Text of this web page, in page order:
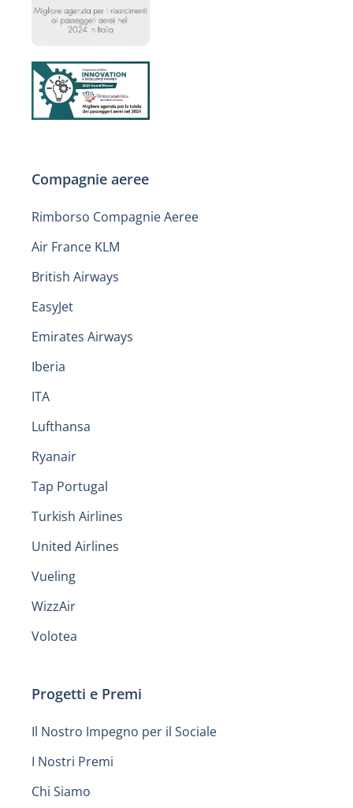
Compagnie aeree
Rimborso Compagnie Aeree
Air France KLM
British Airways
EasyJet
Emirates Airways
Iberia
ITA
Lufthansa
Ryanair
Tap Portugal
Turkish Airlines
United Airlines
Vueling
WizzAir
Volotea
Progetti e Premi
Il Nostro Impegno per il Sociale
I Nostri Premi
Chi Siamo